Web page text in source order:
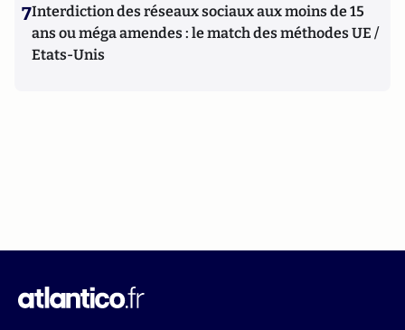
7Interdiction des réseaux sociaux aux moins de 15
ans ou méga amendes : le match des méthodes UE /
Etats-Unis